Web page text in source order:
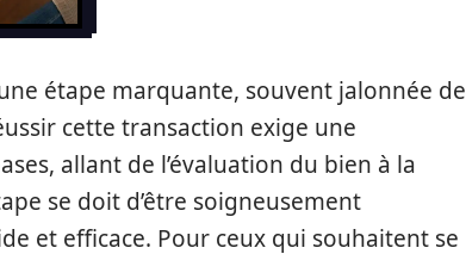
étape marquante, souvent jalonnée de
cette transaction exige une
allant de l’évaluation du bien à la
se doit d’être soigneusement
et efficace. Pour ceux qui souhaitent se